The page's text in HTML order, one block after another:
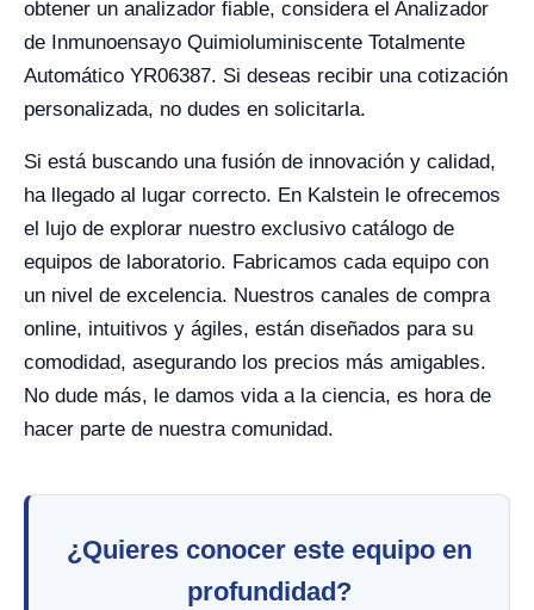
obtener un analizador fiable, considera el Analizador
de Inmunoensayo Quimioluminiscente Totalmente
Automático YR06387. Si deseas recibir una cotización
personalizada, no dudes en solicitarla.
Si está buscando una fusión de innovación y calidad,
ha llegado al lugar correcto. En Kalstein le ofrecemos
el lujo de explorar nuestro exclusivo catálogo de
equipos de laboratorio. Fabricamos cada equipo con
un nivel de excelencia. Nuestros canales de compra
online, intuitivos y ágiles, están diseñados para su
comodidad, asegurando los precios más amigables.
No dude más, le damos vida a la ciencia, es hora de
hacer parte de nuestra comunidad.
¿Quieres conocer este equipo en
profundidad?